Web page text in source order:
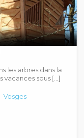
les arbres dans la
vacances sous […]
Vosges